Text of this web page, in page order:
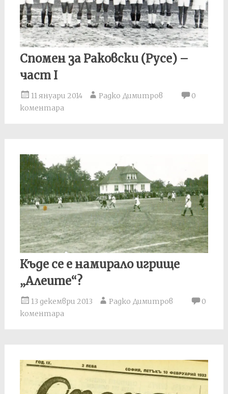
Спомен за Раковски (Русе) –
част I
11 януари 2014 Радко Димитров
0
коментара
Къде се е намирало игрище
„Алеите“?
13 декември 2013 Радко Димитров
0
коментара